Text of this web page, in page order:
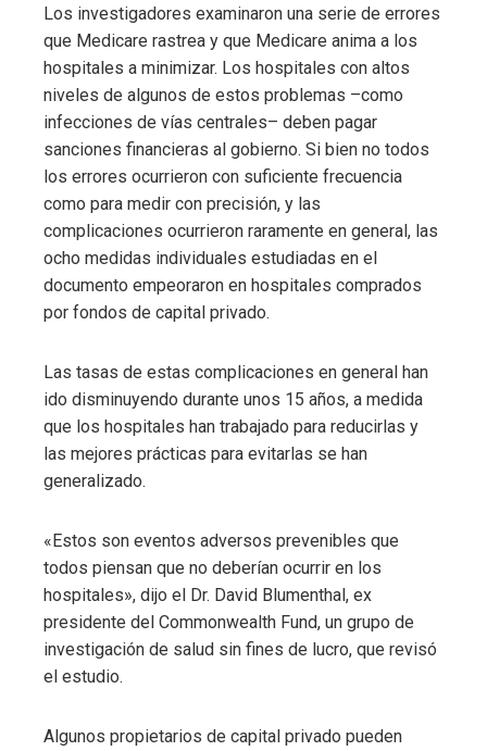
Los investigadores examinaron una serie de errores
que Medicare rastrea y que Medicare anima a los
hospitales a minimizar. Los hospitales con altos
niveles de algunos de estos problemas –como
infecciones de vías centrales– deben pagar
sanciones financieras al gobierno. Si bien no todos
los errores ocurrieron con suficiente frecuencia
como para medir con precisión, y las
complicaciones ocurrieron raramente en general, las
ocho medidas individuales estudiadas en el
documento empeoraron en hospitales comprados
por fondos de capital privado.
Las tasas de estas complicaciones en general han
ido disminuyendo durante unos 15 años, a medida
que los hospitales han trabajado para reducirlas y
las mejores prácticas para evitarlas se han
generalizado.
«Estos son eventos adversos prevenibles que
todos piensan que no deberían ocurrir en los
hospitales», dijo el Dr. David Blumenthal, ex
presidente del Commonwealth Fund, un grupo de
investigación de salud sin fines de lucro, que revisó
el estudio.
Algunos propietarios de capital privado pueden